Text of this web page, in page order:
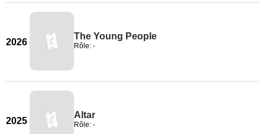
2026
The Young People
Rôle: -
2025
Altar
Rôle: -